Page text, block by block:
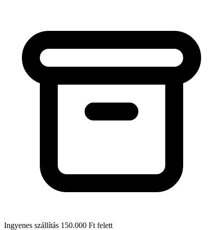
Ingyenes szállítás 150.000 Ft felett